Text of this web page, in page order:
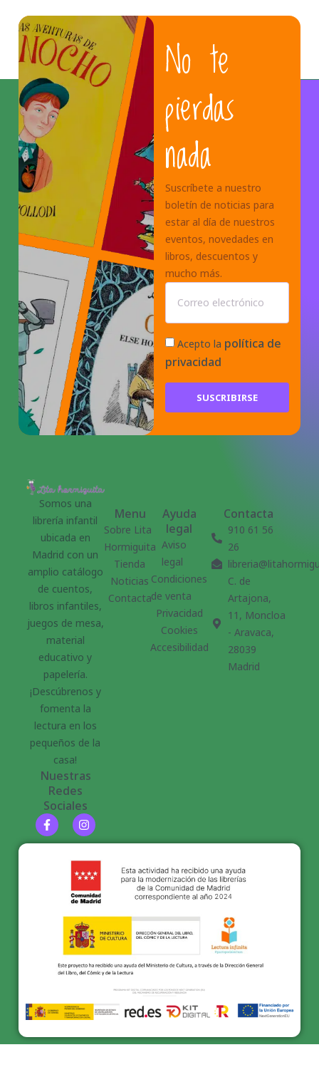
No te
pierdas
nada
Suscríbete a nuestro
boletín de noticias para
estar al día de nuestros
eventos, novedades en
libros, descuentos y
mucho más.
Acepto la política de
privacidad
SUSCRIBIRSE
Somos una
librería infantil
ubicada en
Madrid con un
amplio catálogo
de cuentos,
libros infantiles,
juegos de mesa,
material
educativo y
papelería.
¡Descúbrenos y
fomenta la
lectura en los
pequeños de la
casa!
Nuestras
Redes
Sociales
Menu
Sobre Lita
Hormiguita
Tienda
Noticias
Contacta
Ayuda
legal
Aviso
legal
Condiciones
de venta
Privacidad
Cookies
Accesibilidad
Contacta
910 61 56
26
C. de
Artajona,
11, Moncloa
- Aravaca,
28039
Madrid